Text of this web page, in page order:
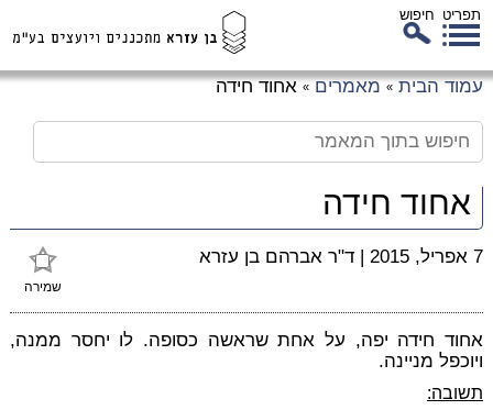
תפריט חיפוש
עמוד הבית » מאמרים » אחוד חידה
אחוד חידה
שמירה
7 אפריל, 2015 | ד"ר אברהם בן עזרא
אחוד חידה יפה, על אחת שראשה כסופה. לו יחסר ממנה,
ויוכפל מניינה.
תשובה: